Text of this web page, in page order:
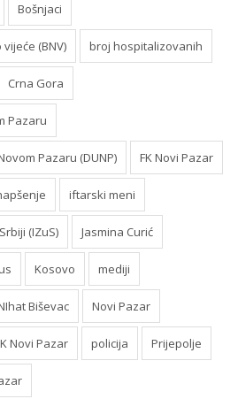
Bošnjaci
(BNV) broj hospitalizovanih
Crna Gora
Pazaru
Pazaru (DUNP) FK Novi Pazar
iftarski meni
(IZuS) Jasmina Curić
Kosovo mediji
Biševac Novi Pazar
Novi Pazar policija Prijepolje